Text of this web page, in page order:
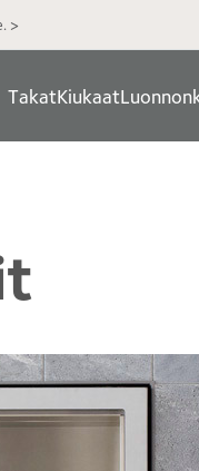
>
TakatKiukaat